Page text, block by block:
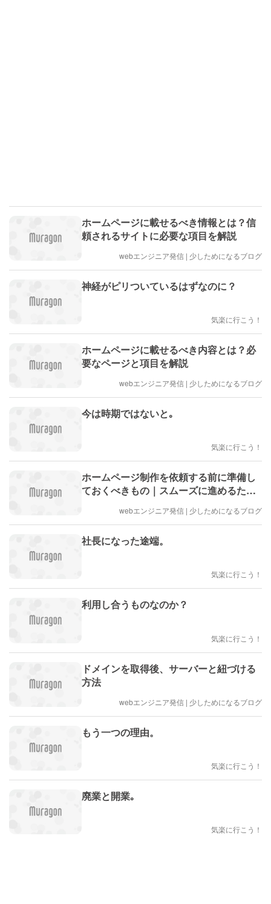
ホームページに載せるべき情報とは？信
頼されるサイトに必要な項目を解説
webエンジニア発信 | 少しためになるブログ
神経がピリついているはずなのに？
気楽に行こう！
ホームページに載せるべき内容とは？必
要なページと項目を解説
webエンジニア発信 | 少しためになるブログ
今は時期ではないと｡
気楽に行こう！
ホームページ制作を依頼する前に準備し
ておくべきもの｜スムーズに進めるため
webエンジニア発信 | 少しためになるブログ
社長になった途端。
気楽に行こう！
利用し合うものなのか？
気楽に行こう！
ドメインを取得後、サーバーと紐づける
方法
webエンジニア発信 | 少しためになるブログ
もう一つの理由。
気楽に行こう！
廃業と開業｡
気楽に行こう！